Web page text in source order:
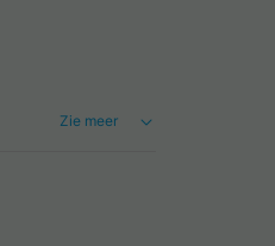
Zie meer